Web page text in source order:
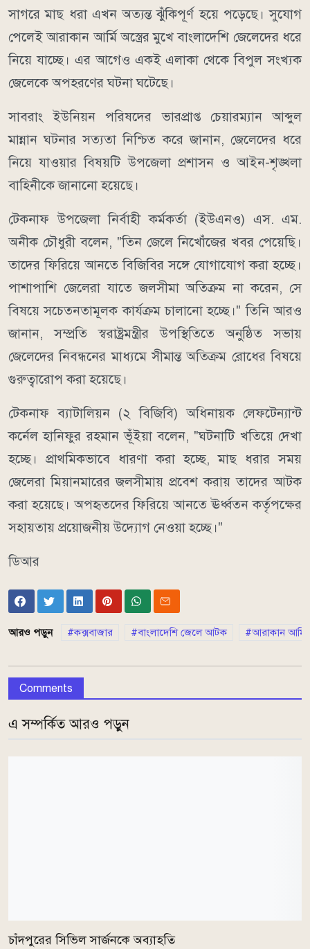
সাগরে মাছ ধরা এখন অত্যন্ত ঝুঁকিপূর্ণ হয়ে পড়েছে। সুযোগ
পেলেই আরাকান আর্মি অস্ত্রের মুখে বাংলাদেশি জেলেদের ধরে
নিয়ে যাচ্ছে। এর আগেও একই এলাকা থেকে বিপুল সংখ্যক
জেলেকে অপহরণের ঘটনা ঘটেছে।
সাবরাং ইউনিয়ন পরিষদের ভারপ্রাপ্ত চেয়ারম্যান আব্দুল
মান্নান ঘটনার সত্যতা নিশ্চিত করে জানান, জেলেদের ধরে
নিয়ে যাওয়ার বিষয়টি উপজেলা প্রশাসন ও আইন-শৃঙ্খলা
বাহিনীকে জানানো হয়েছে।
টেকনাফ উপজেলা নির্বাহী কর্মকর্তা (ইউএনও) এস. এম.
অনীক চৌধুরী বলেন, "তিন জেলে নিখোঁজের খবর পেয়েছি।
তাদের ফিরিয়ে আনতে বিজিবির সঙ্গে যোগাযোগ করা হচ্ছে।
পাশাপাশি জেলেরা যাতে জলসীমা অতিক্রম না করেন, সে
বিষয়ে সচেতনতামূলক কার্যক্রম চালানো হচ্ছে।" তিনি আরও
জানান, সম্প্রতি স্বরাষ্ট্রমন্ত্রীর উপস্থিতিতে অনুষ্ঠিত সভায়
জেলেদের নিবন্ধনের মাধ্যমে সীমান্ত অতিক্রম রোধের বিষয়ে
গুরুত্বারোপ করা হয়েছে।
টেকনাফ ব্যাটালিয়ন (২ বিজিবি) অধিনায়ক লেফটেন্যান্ট
কর্নেল হানিফুর রহমান ভূঁইয়া বলেন, "ঘটনাটি খতিয়ে দেখা
হচ্ছে। প্রাথমিকভাবে ধারণা করা হচ্ছে, মাছ ধরার সময়
জেলেরা মিয়ানমারের জলসীমায় প্রবেশ করায় তাদের আটক
করা হয়েছে। অপহৃতদের ফিরিয়ে আনতে ঊর্ধ্বতন কর্তৃপক্ষের
সহায়তায় প্রয়োজনীয় উদ্যোগ নেওয়া হচ্ছে।"
ডিআর
আরও পড়ুন কক্সবাজার বাংলাদেশি জেলে আটক আরাকান আর্মি
Comments
এ সম্পর্কিত আরও পড়ুন
চাঁদপুরের সিভিল সার্জনকে অব্যাহতি